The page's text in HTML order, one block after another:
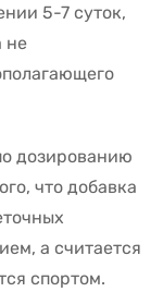
5-7 суток,
не
дозированию
что добавка
а считается
спортом.